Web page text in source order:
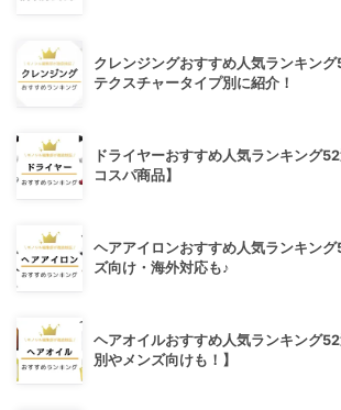
クレンジングおすすめ人気ランキン
テクスチャータイプ別に紹介！
ドライヤーおすすめ人気ランキング
コスパ商品】
ヘアアイロンおすすめ人気ランキン
ズ向け・海外対応も♪
ヘアオイルおすすめ人気ランキング
別やメンズ向けも！】